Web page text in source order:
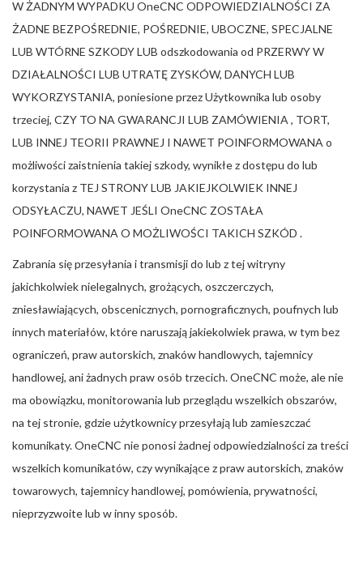
W ŻADNYM WYPADKU OneCNC ODPOWIEDZIALNOŚCI ZA
ŻADNE BEZPOŚREDNIE, POŚREDNIE, UBOCZNE, SPECJALNE
LUB WTÓRNE SZKODY LUB odszkodowania od PRZERWY W
DZIAŁALNOŚCI LUB UTRATĘ ZYSKÓW, DANYCH LUB
WYKORZYSTANIA, poniesione przez Użytkownika lub osoby
trzeciej, CZY TO NA GWARANCJI LUB ZAMÓWIENIA , TORT,
LUB INNEJ TEORII PRAWNEJ I NAWET POINFORMOWANA o
możliwości zaistnienia takiej szkody, wynikłe z dostępu do lub
korzystania z TEJ STRONY LUB JAKIEJKOLWIEK INNEJ
ODSYŁACZU, NAWET JEŚLI OneCNC ZOSTAŁA
POINFORMOWANA O MOŻLIWOŚCI TAKICH SZKÓD .
Zabrania się przesyłania i transmisji do lub z tej witryny
jakichkolwiek nielegalnych, grożących, oszczerczych,
zniesławiających, obscenicznych, pornograficznych, poufnych lub
innych materiałów, które naruszają jakiekolwiek prawa, w tym bez
ograniczeń, praw autorskich, znaków handlowych, tajemnicy
handlowej, ani żadnych praw osób trzecich. OneCNC może, ale nie
ma obowiązku, monitorowania lub przeglądu wszelkich obszarów,
na tej stronie, gdzie użytkownicy przesyłają lub zamieszczać
komunikaty. OneCNC nie ponosi żadnej odpowiedzialności za treści
wszelkich komunikatów, czy wynikające z praw autorskich, znaków
towarowych, tajemnicy handlowej, pomówienia, prywatności,
nieprzyzwoite lub w inny sposób.